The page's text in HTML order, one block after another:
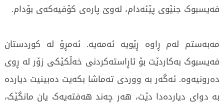
فەیسبوک جنێوی پێئەدام، لەوێ پارەی کۆفیەکەی بۆدام.
مەبەستم لەم ڕاوە ڕێویە ئەمەیە. ئەمڕۆ لە کوردستان
فەیسبوک بەکاردێت بۆ ئاڕاستەکردنی خەڵکێکی زۆر لە ڕوی
دەرونیەوە. ئەگەر بە ووردی تەماشا بکەیت دەبینیت دیاردە
بە دوای دیاردەدا دێت، هەر چەند هەفتەیەک یان مانگێک،